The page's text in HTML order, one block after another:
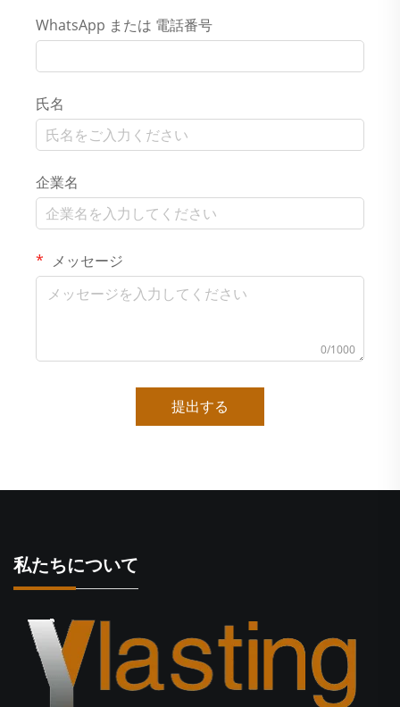
WhatsApp または 電話番号
氏名
企業名
メッセージ
0/1000
提出する
私たちについて